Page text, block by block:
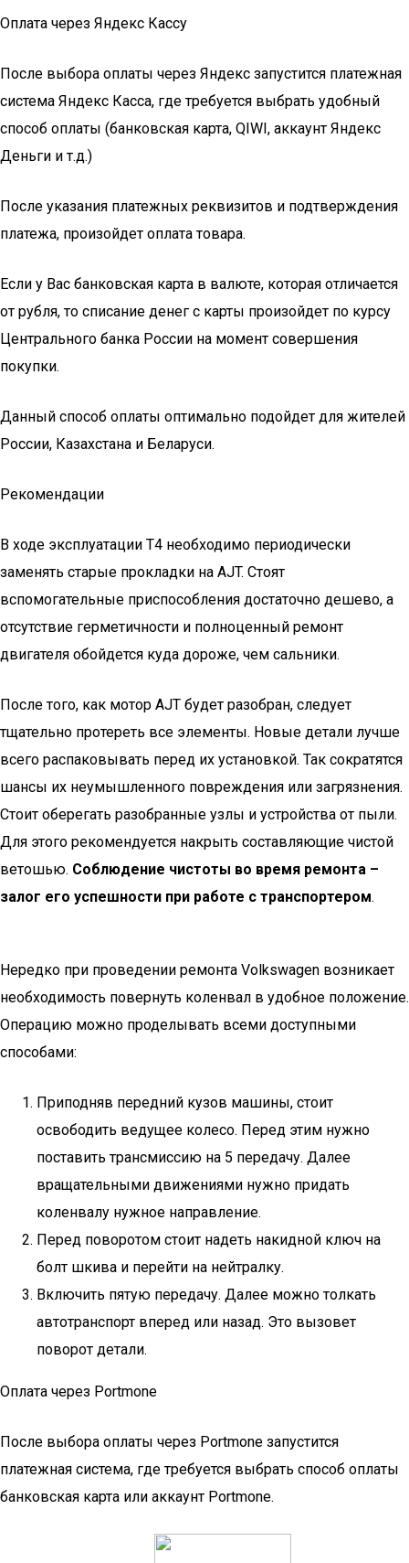
Оплата через Яндекс Кассу
После выбора оплаты через Яндекс запустится платежная
система Яндекс Касса, где требуется выбрать удобный
способ оплаты (банковская карта, QIWI, аккаунт Яндекс
Деньги и т.д.)
После указания платежных реквизитов и подтверждения
платежа, произойдет оплата товара.
Если у Вас банковская карта в валюте, которая отличается
от рубля, то списание денег с карты произойдет по курсу
Центрального банка России на момент совершения
покупки.
Данный способ оплаты оптимально подойдет для жителей
России, Казахстана и Беларуси.
Рекомендации
В ходе эксплуатации T4 необходимо периодически
заменять старые прокладки на AJT. Стоят
вспомогательные приспособления достаточно дешево, а
отсутствие герметичности и полноценный ремонт
двигателя обойдется куда дороже, чем сальники.
После того, как мотор AJT будет разобран, следует
тщательно протереть все элементы. Новые детали лучше
всего распаковывать перед их установкой. Так сократятся
шансы их неумышленного повреждения или загрязнения.
Стоит оберегать разобранные узлы и устройства от пыли.
Для этого рекомендуется накрыть составляющие чистой
ветошью. Соблюдение чистоты во время ремонта –
залог его успешности при работе с транспортером.
Нередко при проведении ремонта Volkswagen возникает
необходимость повернуть коленвал в удобное положение.
Операцию можно проделывать всеми доступными
способами:
Приподняв передний кузов машины, стоит
освободить ведущее колесо. Перед этим нужно
поставить трансмиссию на 5 передачу. Далее
вращательными движениями нужно придать
коленвалу нужное направление.
Перед поворотом стоит надеть накидной ключ на
болт шкива и перейти на нейтралку.
Включить пятую передачу. Далее можно толкать
автотранспорт вперед или назад. Это вызовет
поворот детали.
Оплата через Portmone
После выбора оплаты через Portmone запустится
платежная система, где требуется выбрать способ оплаты
банковская карта или аккаунт Portmone.